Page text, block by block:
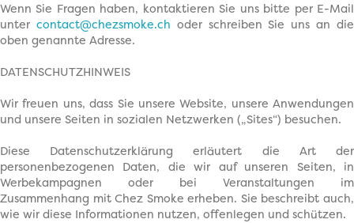
Wenn Sie Fragen haben, kontaktieren Sie uns bitte per E-Mail
unter contact@chezsmoke.ch oder schreiben Sie uns an die
oben genannte Adresse.
DATENSCHUTZHINWEIS
Wir freuen uns, dass Sie unsere Website, unsere Anwendungen
und unsere Seiten in sozialen Netzwerken („Sites“) besuchen.
Diese Datenschutzerklärung erläutert die Art der
personenbezogenen Daten, die wir auf unseren Seiten, in
Werbekampagnen oder bei Veranstaltungen im
Zusammenhang mit Chez Smoke erheben. Sie beschreibt auch,
wie wir diese Informationen nutzen, offenlegen und schützen.